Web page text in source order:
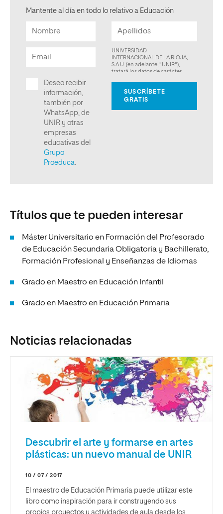
Mantente al día en todo lo relativo a Educación
Títulos que te pueden interesar
Máster Universitario en Formación del Profesorado
de Educación Secundaria Obligatoria y Bachillerato,
Formación Profesional y Enseñanzas de Idiomas
Grado en Maestro en Educación Infantil
Grado en Maestro en Educación Primaria
Noticias relacionadas
Descubrir el arte y formarse en artes
plásticas: un nuevo manual de UNIR
10 / 07 / 2017
El maestro de Educación Primaria puede utilizar este
libro como inspiración para ir construyendo sus
propios proyectos y actividades de aula desde los